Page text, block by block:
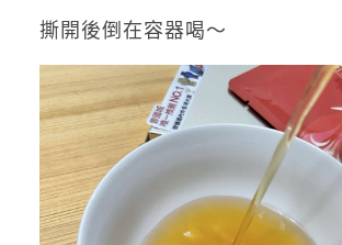
撕開後倒在容器喝～